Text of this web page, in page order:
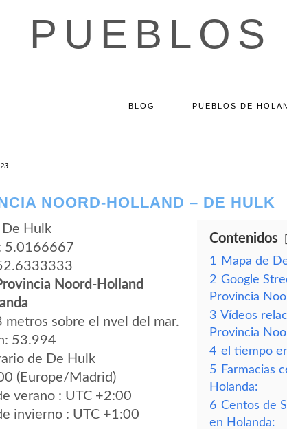
BLOG PUEBLOS DE
NOORD-HOLLAND – DE HULK
De Hulk
5.0166667
Noord-Holland
sobre el nvel del mar.
53.994
de De Hulk
(Europe/Madrid)
verano : UTC +2:00
invierno : UTC +1:00
Contenidos
1
Mapa de
2 Google
Provincia
3 Vídeos
Provincia
4 el tiempo
5 Farmacias
Holanda:
6 Centos de
en Holanda: